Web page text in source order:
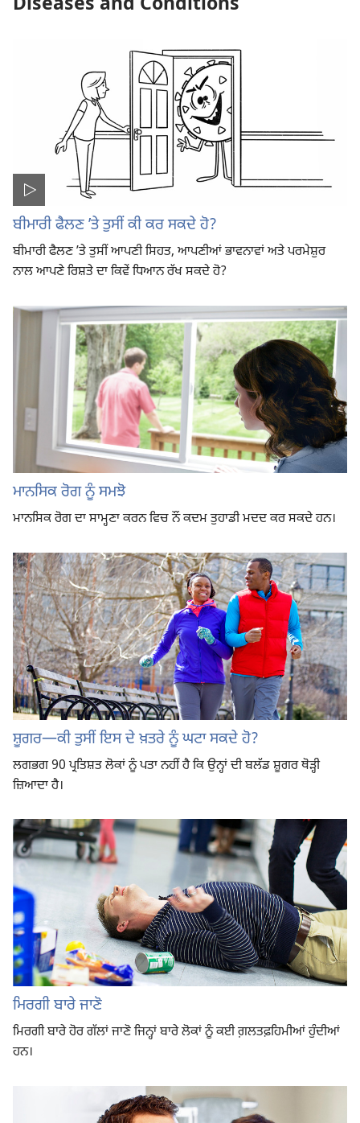
ਬੀਮਾਰੀ ਫੈਲਣ ʼਤੇ ਤੁਸੀਂ ਕੀ ਕਰ ਸਕਦੇ ਹੋ?
ਬੀਮਾਰੀ ਫੈਲਣ ʼਤੇ ਤੁਸੀਂ ਆਪਣੀ ਸਿਹਤ, ਆਪਣੀਆਂ ਭਾਵਨਾਵਾਂ ਅਤੇ ਪਰਮੇਸ਼ੁਰ
ਨਾਲ ਆਪਣੇ ਰਿਸ਼ਤੇ ਦਾ ਕਿਵੇਂ ਧਿਆਨ ਰੱਖ ਸਕਦੇ ਹੋ?
ਮਾਨਸਿਕ ਰੋਗ ਨੂੰ ਸਮਝੋ
ਮਾਨਸਿਕ ਰੋਗ ਦਾ ਸਾਮ੍ਹਣਾ ਕਰਨ ਵਿਚ ਨੌਂ ਕਦਮ ਤੁਹਾਡੀ ਮਦਦ ਕਰ ਸਕਦੇ ਹਨ।
ਸ਼ੂਗਰ​—⁠ਕੀ ਤੁਸੀਂ ਇਸ ਦੇ ਖ਼ਤਰੇ ਨੂੰ ਘਟਾ ਸਕਦੇ ਹੋ?
ਲਗਭਗ 90 ਪ੍ਰਤਿਸ਼ਤ ਲੋਕਾਂ ਨੂੰ ਪਤਾ ਨਹੀਂ ਹੈ ਕਿ ਉਨ੍ਹਾਂ ਦੀ ਬਲੱਡ ਸ਼ੂਗਰ ਥੋੜ੍ਹੀ
ਜ਼ਿਆਦਾ ਹੈ।
ਮਿਰਗੀ ਬਾਰੇ ਜਾਣੋ
ਮਿਰਗੀ ਬਾਰੇ ਹੋਰ ਗੱਲਾਂ ਜਾਣੋ ਜਿਨ੍ਹਾਂ ਬਾਰੇ ਲੋਕਾਂ ਨੂੰ ਕਈ ਗ਼ਲਤਫ਼ਹਿਮੀਆਂ ਹੁੰਦੀਆਂ
ਹਨ।